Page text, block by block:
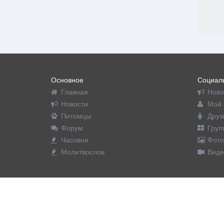
Основное
Главная
Новости
Питомцы
Форум
Часовня
Молитвослов
Мой
Фото